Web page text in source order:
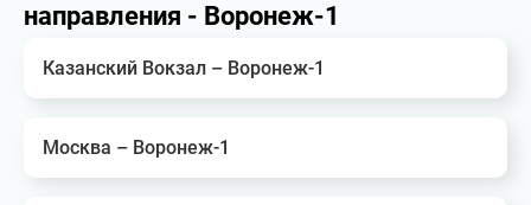
направления - Воронеж-1
Казанский Вокзал – Воронеж-1
Москва – Воронеж-1